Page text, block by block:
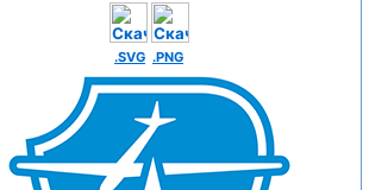
.SVG .PNG